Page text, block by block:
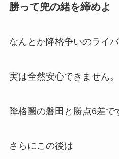
勝って兜の緒を締めよ
なんとか降格争いのライ
実は全然安心できません。
降格圏の磐田と勝点6差で
さらにこの後は